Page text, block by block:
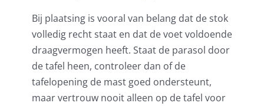
Bij plaatsing is vooral van belang dat de stok
volledig recht staat en dat de voet voldoende
draagvermogen heeft. Staat de parasol door
de tafel heen, controleer dan of de
tafelopening de mast goed ondersteunt,
maar vertrouw nooit alleen op de tafel voor